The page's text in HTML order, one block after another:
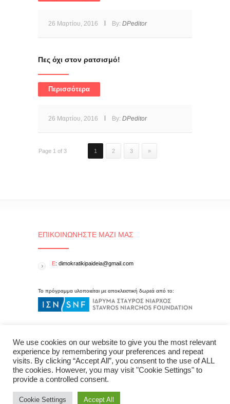
26 Μαρτίου, 2016 By: DPeditor
Πες όχι στον ρατσισμό!
Περισσότερα
26 Μαρτίου, 2016 By: DPeditor
Page 1 of 3 1 2 3 »
ΕΠΙΚΟΙΝΩΝΉΣΤΕ ΜΑΖΊ ΜΑΣ
E: dimokratikipaideia@gmail.com
Το πρόγραμμα υλοποιείται με αποκλειστική δωρεά από το:
We use cookies on our website to give you the most relevant
experience by remembering your preferences and repeat
visits. By clicking “Accept All”, you consent to the use of ALL
the cookies. However, you may visit "Cookie Settings" to
provide a controlled consent.
Cookie Settings Accept All